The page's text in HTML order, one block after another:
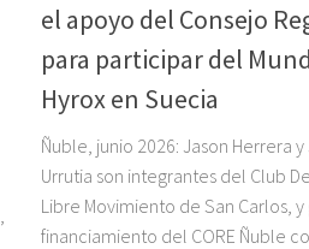
el apoyo del Consejo
para participar del
Hyrox en Suecia
Ñuble, junio 2026: Jason Herrera
Urrutia son integrantes del Club
Libre Movimiento de San Carlos, y
financiamiento del CORE Ñuble